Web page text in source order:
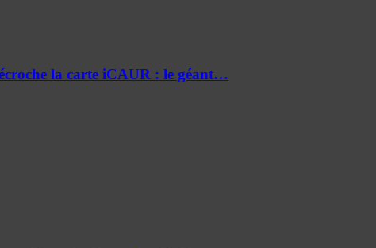
la carte iCAUR : le géant…